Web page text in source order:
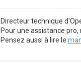
Directeur technique
Pour une assistance
Pensez aussi à lire le